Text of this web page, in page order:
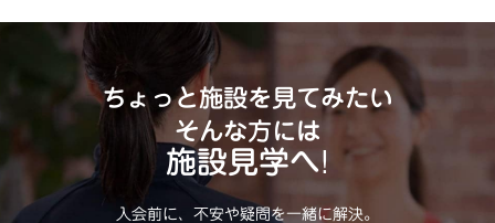
ちょっと施設を見てみたい
そんな方には
施設見学へ!
入会前に、不安や疑問を一緒に解決。